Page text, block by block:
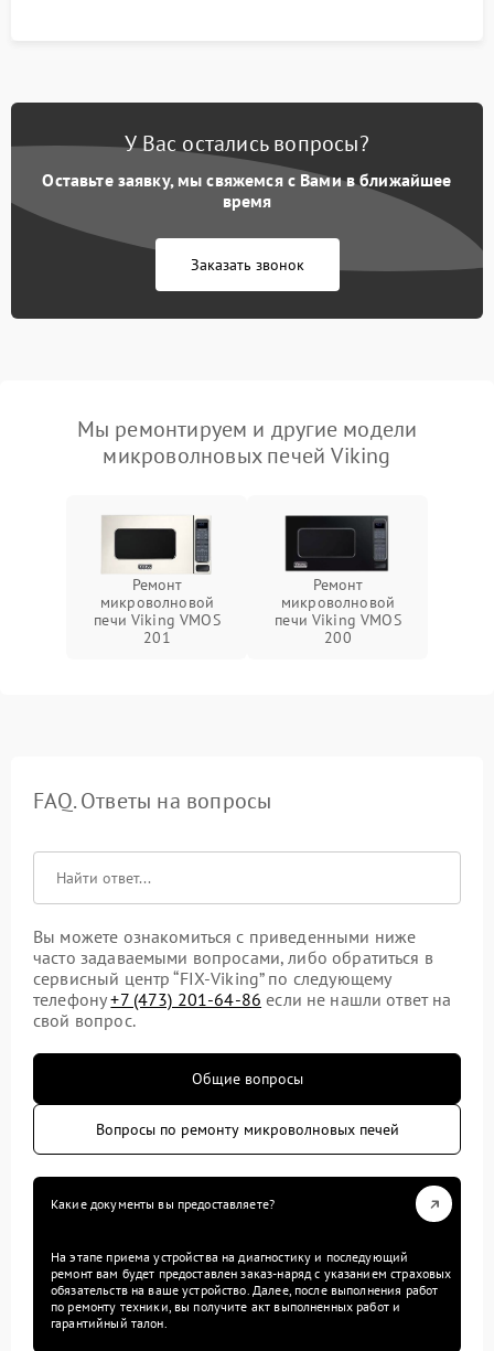
У Вас остались вопросы?
Оставьте заявку, мы свяжемся с Вами в ближайшее
время
Заказать звонок
Мы ремонтируем и другие модели
микроволновых печей Viking
Ремонт
микроволновой
печи Viking VMOS
201
Ремонт
микроволновой
печи Viking VMOS
200
FAQ. Ответы на вопросы
Вы можете ознакомиться с приведенными ниже
часто задаваемыми вопросами, либо обратиться в
сервисный центр “FIX-Viking” по следующему
телефону+7 (473) 201-64-86 если не нашли ответ на
свой вопрос.
Общие вопросы
Вопросы по ремонту микроволновых печей
Какие документы вы предоставляете?
На этапе приема устройства на диагностику и последующий
ремонт вам будет предоставлен заказ-наряд с указанием страховых
обязательств на ваше устройство. Далее, после выполнения работ
по ремонту техники, вы получите акт выполненных работ и
гарантийный талон.